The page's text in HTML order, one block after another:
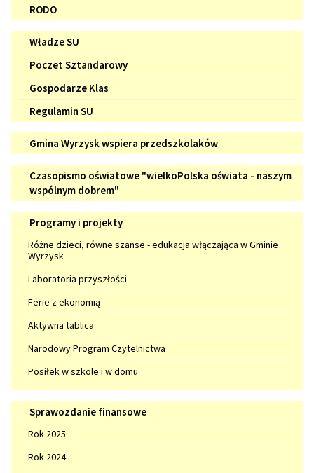
RODO
Samorząd
Władze SU
Poczet Sztandarowy
Gospodarze Klas
Regulamin SU
Gmina
Wyrzysk
wspiera
przedszkolaków
Gmina Wyrzysk wspiera przedszkolaków
Czasopismo
oświatowe
"wielkoPolska
oświata
naszym
wspólnym
dobrem"
Czasopismo oświatowe "wielkoPolska oświata - naszym
wspólnym dobrem"
Programy
projekty
Programy i projekty
Różne dzieci, równe szanse - edukacja włączająca w Gminie
Wyrzysk
Laboratoria przyszłości
Ferie z ekonomią
Aktywna tablica
Narodowy Program Czytelnictwa
Posiłek w szkole i w domu
Sprawozdanie
finansowe
Sprawozdanie finansowe
Rok 2025
Rok 2024